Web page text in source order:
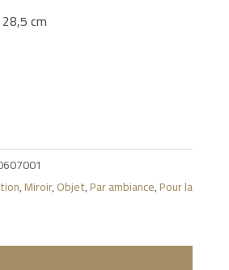
cm
,Miroir,Objet,Par ambiance,Pour la